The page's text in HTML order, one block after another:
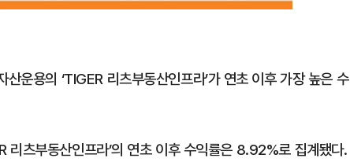
운용의 ‘TIGER 리츠부동산인프라’가 연초 이후 가장 높은 수
리츠부동산인프라’의 연초 이후 수익률은 8.92%로 집계됐다.